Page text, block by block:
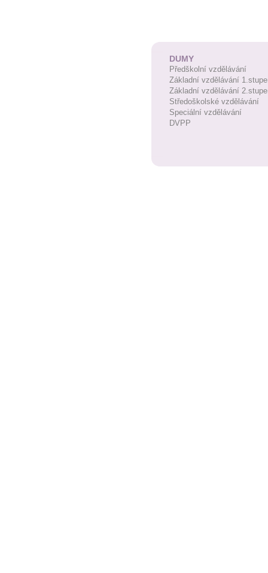
DUMY
Předškolní vzdělávání
Základní vzdělávání
Základní vzdělávání
Středoškolské vzdělávání
Speciální vzdělávání
DVPP